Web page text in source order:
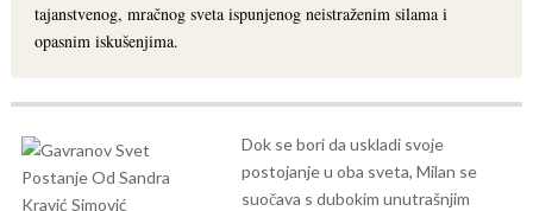
tajanstvenog, mračnog sveta ispunjenog neistraženim silama i
opasnim iskušenjima.
Dok se bori da uskladi svoje
postojanje u oba sveta, Milan se
suočava s dubokim unutrašnjim